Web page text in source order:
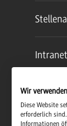
Dualis-
Wir
Diese Website
erforderlich
Informationen